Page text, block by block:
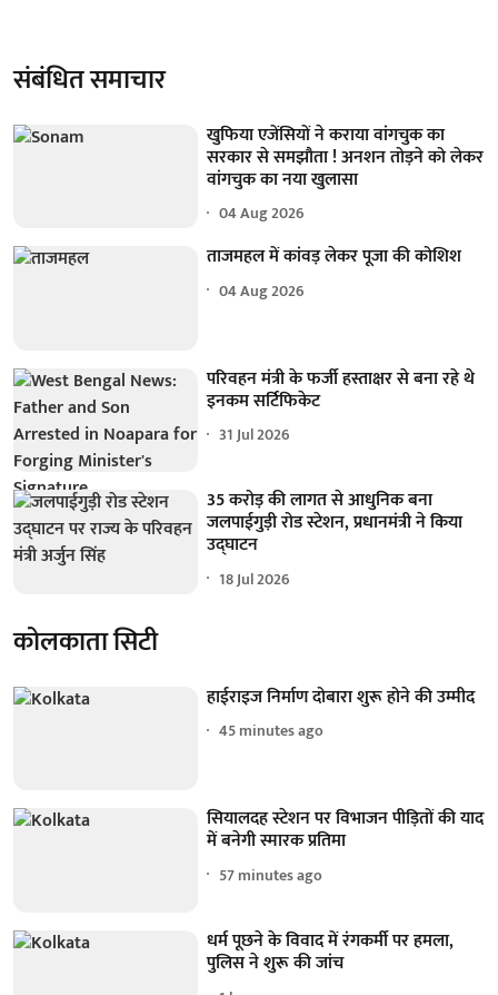
संबंधित समाचार
खुफिया एजेंसियों ने कराया वांगचुक का
सरकार से समझौता ! अनशन तोड़ने को लेकर
वांगचुक का नया खुलासा
04 Aug 2026
ताजमहल में कांवड़ लेकर पूजा की कोशिश
04 Aug 2026
परिवहन मंत्री के फर्जी हस्ताक्षर से बना रहे थे
इनकम सर्टिफिकेट
31 Jul 2026
35 करोड़ की लागत से आधुनिक बना
जलपाईगुड़ी रोड स्टेशन, प्रधानमंत्री ने किया
उद्घाटन
18 Jul 2026
कोलकाता सिटी
हाईराइज निर्माण दोबारा शुरू होने की उम्मीद
45 minutes ago
सियालदह स्टेशन पर विभाजन पीड़ितों की याद
में बनेगी स्मारक प्रतिमा
57 minutes ago
धर्म पूछने के विवाद में रंगकर्मी पर हमला,
पुलिस ने शुरू की जांच